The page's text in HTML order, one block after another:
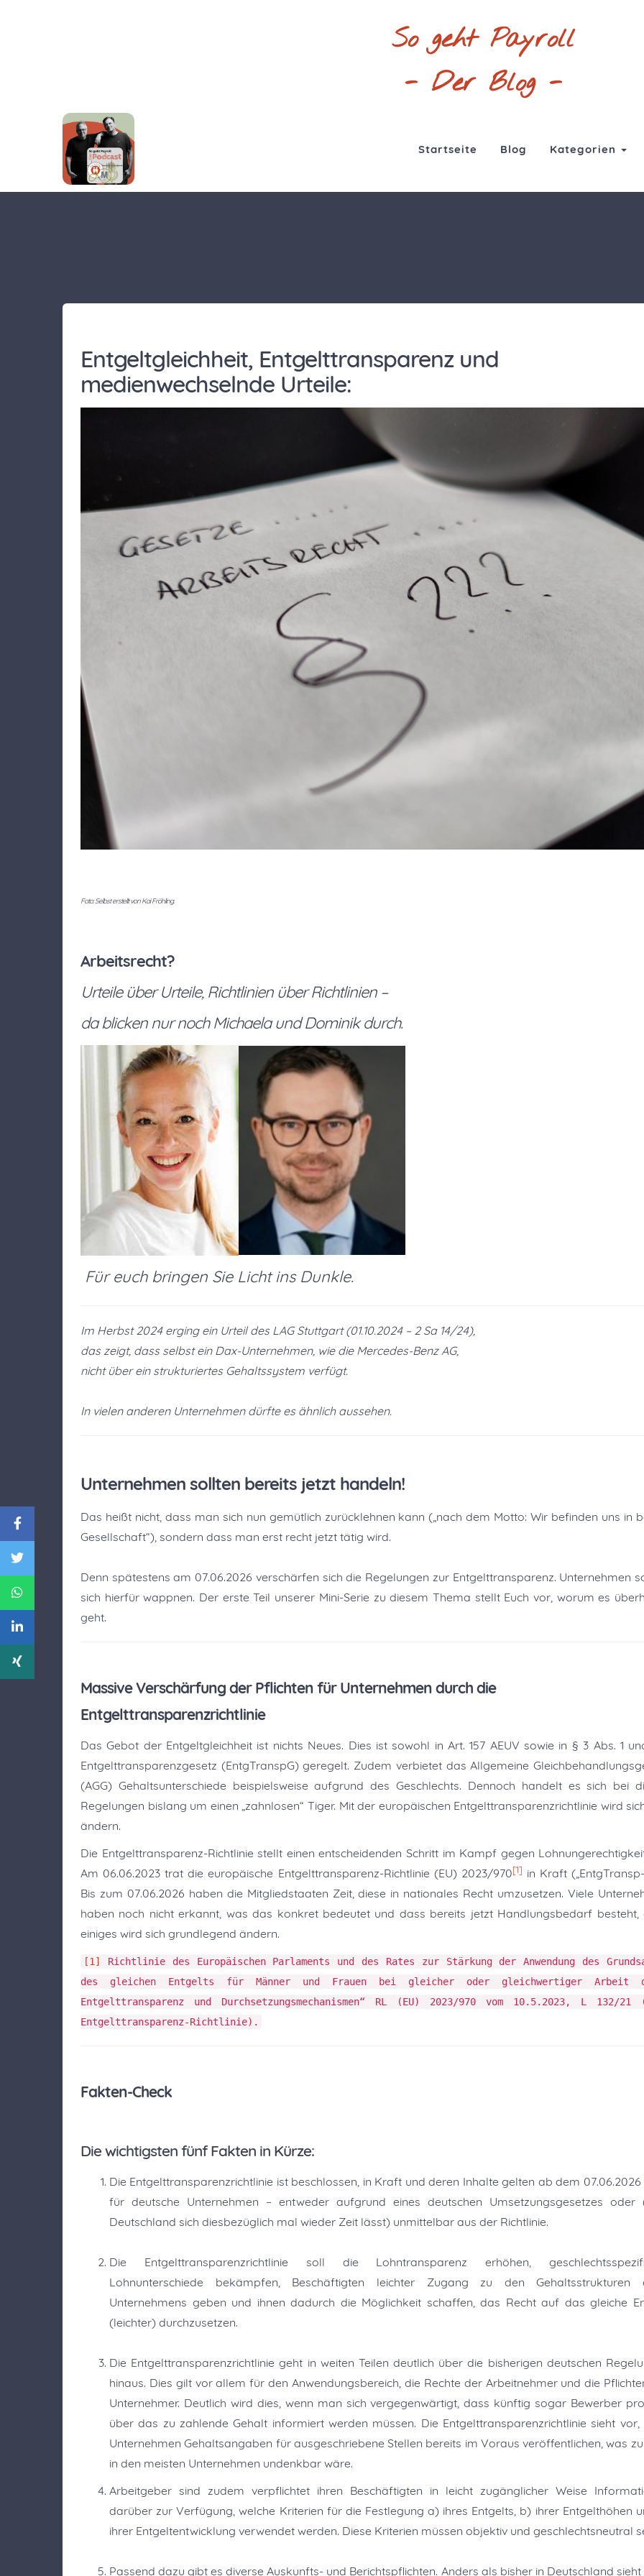
So geht Payroll
- Der Blog -
Startseite Blog Kategorien
Entgeltgleichheit, Entgelttransparenz und
medienwechselnde Urteile:
Foto: Selbst erstellt von Kai Fröhling.
Arbeitsrecht?
Urteile über Urteile, Richtlinien über Richtlinien –
da blicken nur noch Michaela und Dominik durch.
Für euch bringen Sie Licht ins Dunkle.
Im Herbst 2024 erging ein Urteil des LAG Stuttgart (01.10.2024 – 2 Sa 14/24),
das zeigt, dass selbst ein Dax-Unternehmen, wie die Mercedes-Benz AG,
nicht über ein strukturiertes Gehaltssystem verfügt.
In vielen anderen Unternehmen dürfte es ähnlich aussehen.
Unternehmen sollten bereits jetzt handeln!
Das heißt nicht, dass man sich nun gemütlich zurücklehnen kann („nach dem Motto: Wir befinden uns in
Gesellschaft“), sondern dass man erst recht jetzt tätig wird.
Denn spätestens am 07.06.2026 verschärfen sich die Regelungen zur Entgelttransparenz. Unternehmen
sich hierfür wappnen. Der erste Teil unserer Mini-Serie zu diesem Thema stellt Euch vor, worum es
geht.
Massive Verschärfung der Pflichten für Unternehmen durch die
Entgelttransparenzrichtlinie
Das Gebot der Entgeltgleichheit ist nichts Neues. Dies ist sowohl in Art. 157 AEUV sowie in § 3 Abs. 1
Entgelttransparenzgesetz (EntgTranspG) geregelt. Zudem verbietet das Allgemeine
(AGG) Gehaltsunterschiede beispielsweise aufgrund des Geschlechts. Dennoch handelt es sich bei
Regelungen bislang um einen „zahnlosen“ Tiger. Mit der europäischen Entgelttransparenzrichtlinie wird
ändern.
Die Entgelttransparenz-Richtlinie stellt einen entscheidenden Schritt im Kampf gegen
Am 06.06.2023 trat die europäische Entgelttransparenz-Richtlinie (EU) 2023/970[1] in Kraft („EntgTransp-
Bis zum 07.06.2026 haben die Mitgliedstaaten Zeit, diese in nationales Recht umzusetzen. Viele
haben noch nicht erkannt, was das konkret bedeutet und dass bereits jetzt Handlungsbedarf besteht,
einiges wird sich grundlegend ändern.
[1]
Richtlinie des Europäischen Parlaments und des Rates zur Stärkung der Anwendung des
des gleichen Entgelts für Männer und Frauen bei gleicher oder gleichwertiger Arbeit
Entgelttransparenz und Durchsetzungsmechanismen“ RL (EU) 2023/970 vom 10.5.2023, L 132/21
Entgelttransparenz-Richtlinie).
Fakten-Check
Die wichtigsten fünf Fakten in Kürze:
Die Entgelttransparenzrichtlinie ist beschlossen, in Kraft und deren Inhalte gelten ab dem 07.06.2026
für deutsche Unternehmen – entweder aufgrund eines deutschen Umsetzungsgesetzes oder
Deutschland sich diesbezüglich mal wieder Zeit lässt) unmittelbar aus der Richtlinie.
Die Entgelttransparenzrichtlinie soll die Lohntransparenz erhöhen,
Lohnunterschiede bekämpfen, Beschäftigten leichter Zugang zu den Gehaltsstrukturen
Unternehmens geben und ihnen dadurch die Möglichkeit schaffen, das Recht auf das gleiche
(leichter) durchzusetzen.
Die Entgelttransparenzrichtlinie geht in weiten Teilen deutlich über die bisherigen deutschen
hinaus. Dies gilt vor allem für den Anwendungsbereich, die Rechte der Arbeitnehmer und die
Unternehmer. Deutlich wird dies, wenn man sich vergegenwärtigt, dass künftig sogar Bewerber
über das zu zahlende Gehalt informiert werden müssen. Die Entgelttransparenzrichtlinie sieht vor,
Unternehmen Gehaltsangaben für ausgeschriebene Stellen bereits im Voraus veröffentlichen, was
in den meisten Unternehmen undenkbar wäre.
Arbeitgeber sind zudem verpflichtet ihren Beschäftigten in leicht zugänglicher Weise
darüber zur Verfügung, welche Kriterien für die Festlegung a) ihres Entgelts, b) ihrer Entgelthöhen
ihrer Entgeltentwicklung verwendet werden. Diese Kriterien müssen objektiv und geschlechtsneutral
Passend dazu gibt es diverse Auskunfts- und Berichtspflichten. Anders als bisher in Deutschland sieht